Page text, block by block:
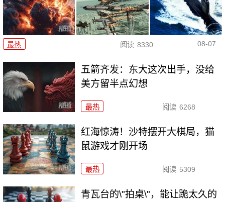
最热 阅读 8330 08-07
五箭齐发：东大这次出手，没给
美方留半点幻想
最热 阅读 6268
红海惊涛！沙特摆开大棋局，猫
鼠游戏才刚开场
最热 阅读 5309
青瓦台的\"拍桌\"，能让跪太久的